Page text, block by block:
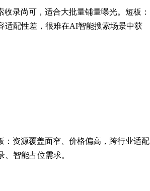
录尚可，适合大批量铺量曝光。短板：
适配性差，很难在AI智能搜索场景中获
资源覆盖面窄、价格偏高，跨行业适配
智能占位需求。